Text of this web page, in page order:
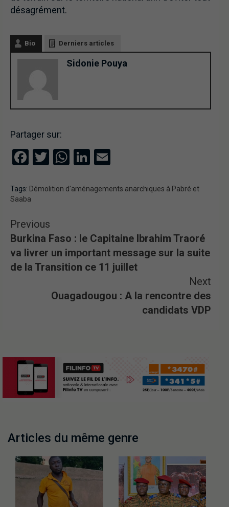
désagrément.
Bio Derniers articles
Sidonie Pouya
Partager sur:
Facebook
Twitter
WhatsApp
LinkedIn
Tags: Démolition d'aménagements anarchiques à Pabré et
Saaba
Previous
Burkina Faso : le Capitaine Ibrahim Traoré
va livrer un important message sur la suite
de la Transition ce 11 juillet
Next
Ouagadougou : A la rencontre des
candidats VDP
Articles du même genre